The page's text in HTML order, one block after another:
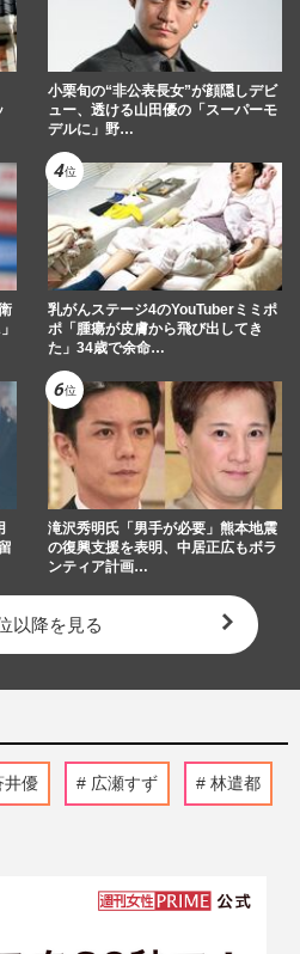
小栗旬の“非公表長女”が顔隠しデビ
ュー、透ける山田優の「スーパーモ
デルに」野…
乳がんステージ4のYouTuberミミポ
ポ「腫瘍が皮膚から飛び出してき
た」34歳で余命…
滝沢秀明氏「男手が必要」熊本地震
の復興支援を表明、中居正広もボラ
ンティア計画…
以降を見る
井優 広瀬すず 林遣都